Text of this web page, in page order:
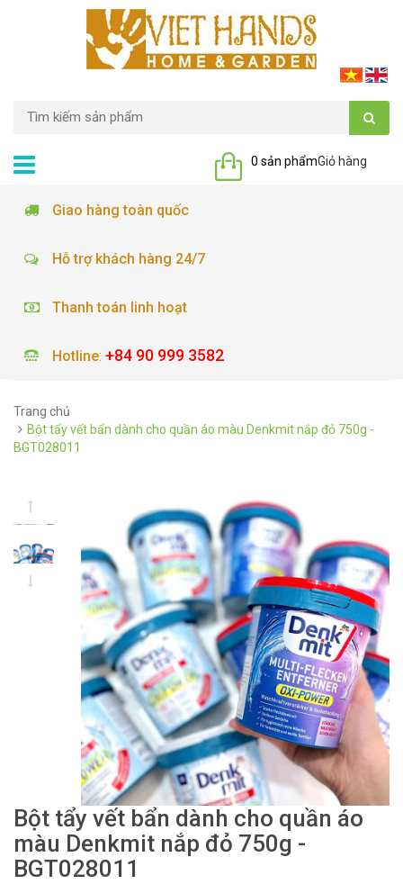
Giỏ hàng
0 sản phẩm
Giao hàng toàn quốc
Hỗ trợ khách hàng 24/7
Thanh toán linh hoạt
Hotline: +84 90 999 3582
Trang chủ
Bột tẩy vết bẩn dành cho quần áo màu Denkmit nắp đỏ 750g -
BGT028011
Bột tẩy vết bẩn dành cho quần áo
màu Denkmit nắp đỏ 750g -
BGT028011